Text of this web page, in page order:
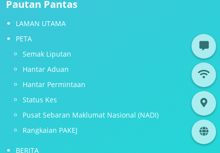
Pautan Pantas
LAMAN UTAMA
PETA
Semak Liputan
Hantar Aduan
Hantar Permintaan
Status Kes
Pusat Sebaran Maklumat Nasional (NADI)
Rangkaian PAKEJ
BERITA